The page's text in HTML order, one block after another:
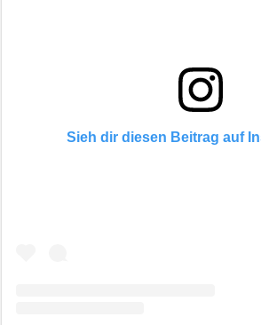
Sieh dir diesen Beitrag auf